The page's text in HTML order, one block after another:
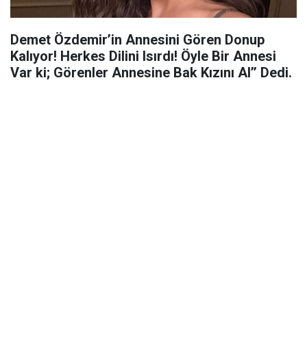
Demet Özdemir’in Annesini Gören Donup
Kalıyor! Herkes Dilini Isırdı! Öyle Bir Annesi
Var ki; Görenler Annesine Bak Kızını Al’’ Dedi.